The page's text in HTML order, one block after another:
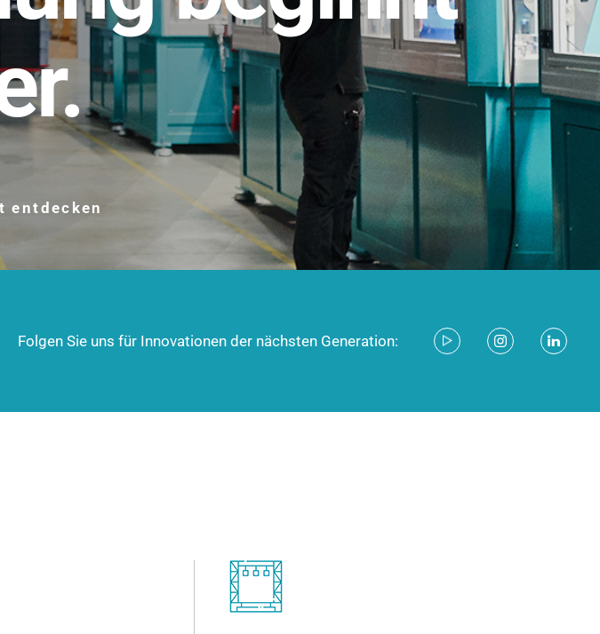
entdecken
Das innovative Stecksystem für industrielle Anwendungen –
robust, IP-geschützt und zukunftsfähig.
Jetzt entdecken
Folgen Sie uns für Innovationen der nächsten Generation: